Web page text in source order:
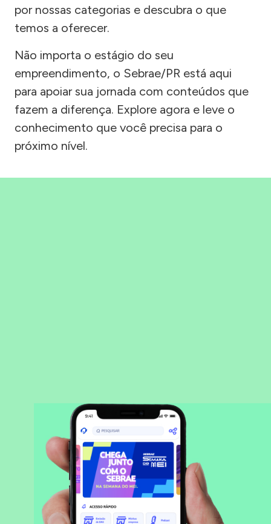
por nossas categorias e descubra o que
temos a oferecer.
Não importa o estágio do seu
empreendimento, o Sebrae/PR está aqui
para apoiar sua jornada com conteúdos que
fazem a diferença. Explore agora e leve o
conhecimento que você precisa para o
próximo nível.